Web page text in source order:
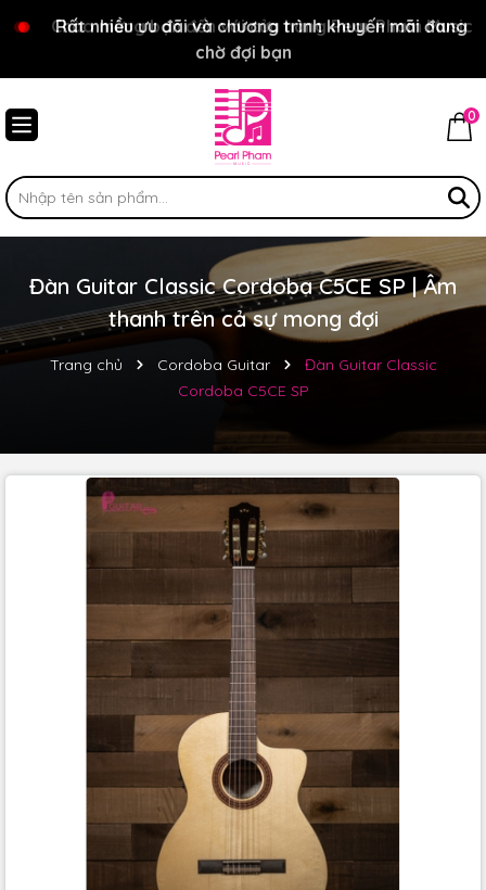
Chào mừng bạn đến với cửa hàng Pear Pham Music
Rất nhiều ưu đãi và chương trình khuyến mãi đang
chờ đợi bạn
0
Đàn Guitar Classic Cordoba C5CE SP | Âm
thanh trên cả sự mong đợi
Trang chủ Cordoba Guitar
Đàn Guitar Classic
Cordoba C5CE SP